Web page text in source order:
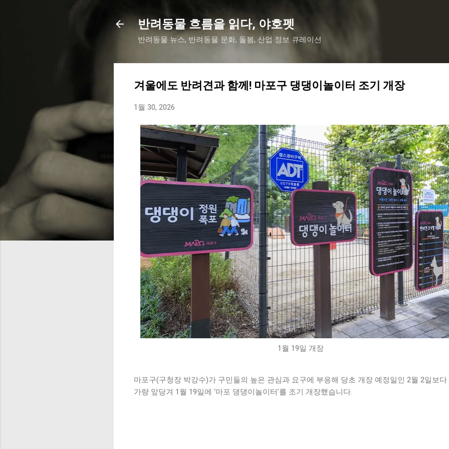
반려동물 흐름을 읽다, 야호펫
반려동물 뉴스, 반려동물 문화, 돌봄, 산업 정보 큐레이션
겨울에도 반려견과 함께! 마포구 댕댕이놀이터 조기 개장
1월 30, 2026
1월 19일 개장
마포구(구청장 박강수)가 구민들의 높은 관심과 요구에 부응해 당초 개장 예정일인 2월 2일보다
가량 앞당겨 1월 19일에 ‘마포 댕댕이놀이터’를 조기 개장했습니다.